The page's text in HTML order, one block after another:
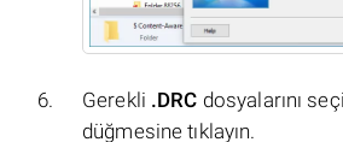
Gerekli .DRC dosyalarını
düğmesine tıklayın.